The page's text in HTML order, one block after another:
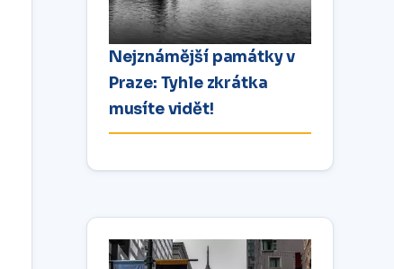
Nejznámější památky v
Praze: Tyhle zkrátka
musíte vidět!